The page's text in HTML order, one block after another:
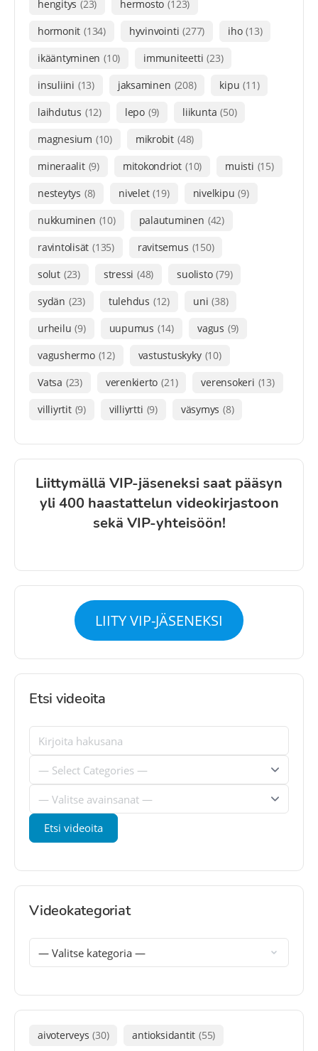
hengitys (23) hermosto (123)
hormonit (134) hyvinvointi (277) iho (13)
ikääntyminen (10) immuniteetti (23)
insuliini (13) jaksaminen (208) kipu (11)
laihdutus (12) lepo (9) liikunta (50)
magnesium (10) mikrobit (48)
mineraalit (9) mitokondriot (10) muisti (15)
nesteytys (8) nivelet (19) nivelkipu (9)
nukkuminen (10) palautuminen (42)
ravintolisät (135) ravitsemus (150)
solut (23) stressi (48) suolisto (79)
sydän (23) tulehdus (12) uni (38)
urheilu (9) uupumus (14) vagus (9)
vagushermo (12) vastustuskyky (10)
Vatsa (23) verenkierto (21) verensokeri (13)
villiyrtit (9) villiyrtti (9) väsymys (8)
Liittymällä VIP-jäseneksi saat pääsyn
yli 400 haastattelun videokirjastoon
sekä VIP-yhteisöön!
LIITY VIP-JÄSENEKSI
Etsi videoita
Videokategoriat
aivoterveys (30) antioksidantit (55)